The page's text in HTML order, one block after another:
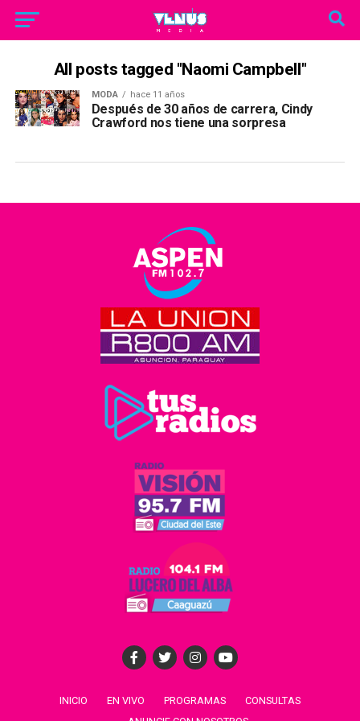
All posts tagged "Naomi Campbell"
MODA hace 11 años
Después de 30 años de carrera, Cindy
Crawford nos tiene una sorpresa
INICIO EN VIVO PROGRAMAS
CONSULTAS